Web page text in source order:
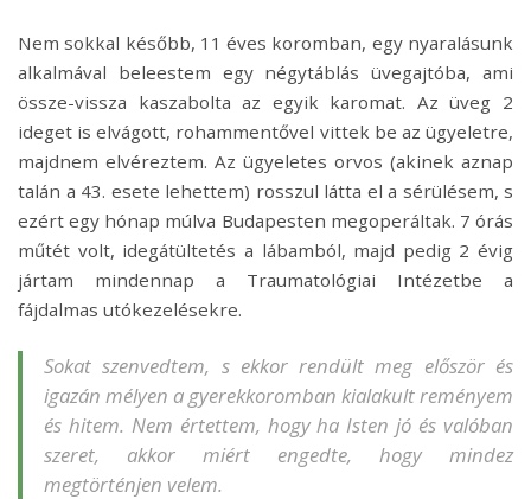
Nem sokkal később, 11 éves koromban, egy nyaralásunk
alkalmával beleestem egy négytáblás üvegajtóba, ami
össze-vissza kaszabolta az egyik karomat. Az üveg 2
ideget is elvágott, rohammentővel vittek be az ügyeletre,
majdnem elvéreztem. Az ügyeletes orvos (akinek aznap
talán a 43. esete lehettem) rosszul látta el a sérülésem, s
ezért egy hónap múlva Budapesten megoperáltak. 7 órás
műtét volt, idegátültetés a lábamból, majd pedig 2 évig
jártam mindennap a Traumatológiai Intézetbe a
fájdalmas utókezelésekre.
Sokat szenvedtem, s ekkor rendült meg először és
igazán mélyen a gyerekkoromban kialakult reményem
és hitem. Nem értettem, hogy ha Isten jó és valóban
szeret, akkor miért engedte, hogy mindez
megtörténjen velem.